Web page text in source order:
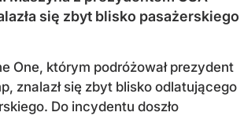
się zbyt blisko pasażerskiego
One, którym podróżował prezydent
znalazł się zbyt blisko odlatującego
Do incydentu doszło